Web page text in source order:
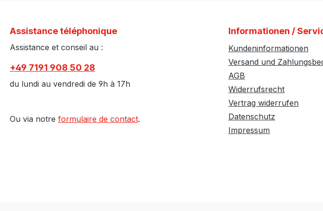
Assistance téléphonique
Assistance et conseil au :
+49 7191 908 50 28
du lundi au vendredi de 9h à 17h
Ou via notre formulaire de contact.
Informationen /
Kundeninformationen
Versand und
AGB
Widerrufsrecht
Vertrag widerrufen
Datenschutz
Impressum